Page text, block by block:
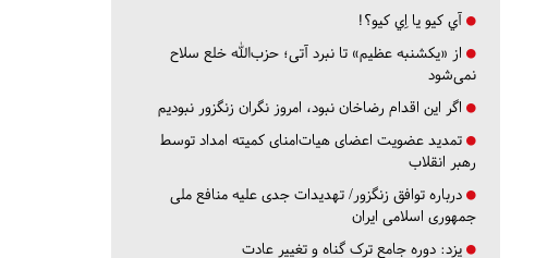
آي كيو يا اِي كيو؟!
از «یکشنبه عظیم» تا نبرد آتی؛ حزب‌الله خلع سلاح
نمی‌شود
اگر این اقدام رضاخان نبود، امروز نگران زنگزور نبودیم
تمدید عضویت اعضای هیات‌امنای کمیته امداد توسط
رهبر انقلاب
درباره توافق زنگزور/ تهدیدات جدی علیه منافع ملی
جمهوری اسلامی ایران
یزد: دوره جامع ترک گناه و تغییر عادت